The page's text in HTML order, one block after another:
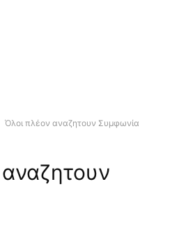
Όλοι πλέον αναζητουν Συμφωνία